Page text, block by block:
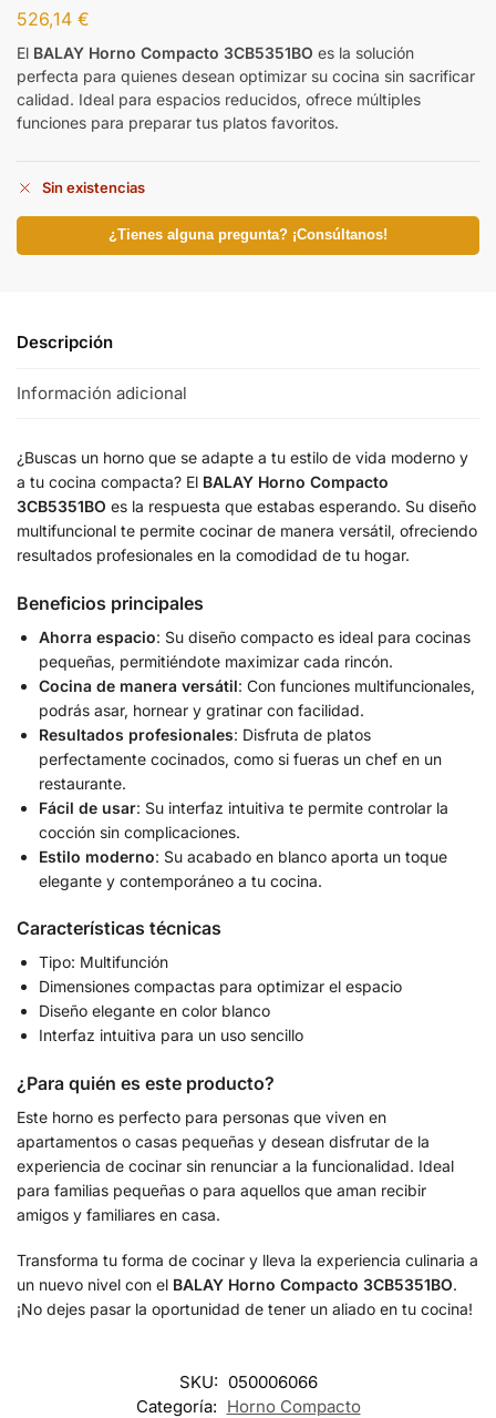
526,14 €
El BALAY Horno Compacto 3CB5351BO es la solución
perfecta para quienes desean optimizar su cocina sin sacrificar
calidad. Ideal para espacios reducidos, ofrece múltiples
funciones para preparar tus platos favoritos.
Sin existencias
¿Tienes alguna pregunta? ¡Consúltanos!
Descripción
Información adicional
¿Buscas un horno que se adapte a tu estilo de vida moderno y
a tu cocina compacta? El BALAY Horno Compacto
3CB5351BO es la respuesta que estabas esperando. Su diseño
multifuncional te permite cocinar de manera versátil, ofreciendo
resultados profesionales en la comodidad de tu hogar.
Beneficios principales
Ahorra espacio: Su diseño compacto es ideal para cocinas
pequeñas, permitiéndote maximizar cada rincón.
Cocina de manera versátil: Con funciones multifuncionales,
podrás asar, hornear y gratinar con facilidad.
Resultados profesionales: Disfruta de platos
perfectamente cocinados, como si fueras un chef en un
restaurante.
Fácil de usar: Su interfaz intuitiva te permite controlar la
cocción sin complicaciones.
Estilo moderno: Su acabado en blanco aporta un toque
elegante y contemporáneo a tu cocina.
Características técnicas
Tipo: Multifunción
Dimensiones compactas para optimizar el espacio
Diseño elegante en color blanco
Interfaz intuitiva para un uso sencillo
¿Para quién es este producto?
Este horno es perfecto para personas que viven en
apartamentos o casas pequeñas y desean disfrutar de la
experiencia de cocinar sin renunciar a la funcionalidad. Ideal
para familias pequeñas o para aquellos que aman recibir
amigos y familiares en casa.
Transforma tu forma de cocinar y lleva la experiencia culinaria a
un nuevo nivel con el BALAY Horno Compacto 3CB5351BO.
¡No dejes pasar la oportunidad de tener un aliado en tu cocina!
SKU: 050006066
Categoría: Horno Compacto